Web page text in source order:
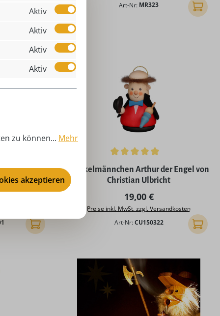
Art-Nr: MR323 In den
von 100,00
In den Warenkorb
Durchschnittliche Bewertung von 5 von
Wackelmännchen Arthur der Engel von
Christian Ulbricht
Regulärer Preis:
19,00 €
Preise inkl. MwSt. zzgl. Versandkosten
Art-Nr: CU150322 In den
Aktiv
Aktiv
Aktiv
Aktiv
zu können... Mehr
akzeptieren